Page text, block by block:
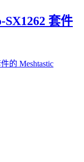
套件
的 Meshtastic